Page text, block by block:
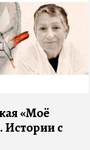
«Моё
Истории с